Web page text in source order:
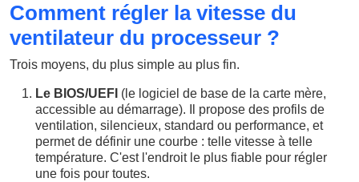
Comment régler la vitesse du
ventilateur du processeur ?
Trois moyens, du plus simple au plus fin.
Le BIOS/UEFI (le logiciel de base de la carte mère,
accessible au démarrage). Il propose des profils de
ventilation, silencieux, standard ou performance, et
permet de définir une courbe : telle vitesse à telle
température. C'est l'endroit le plus fiable pour régler
une fois pour toutes.